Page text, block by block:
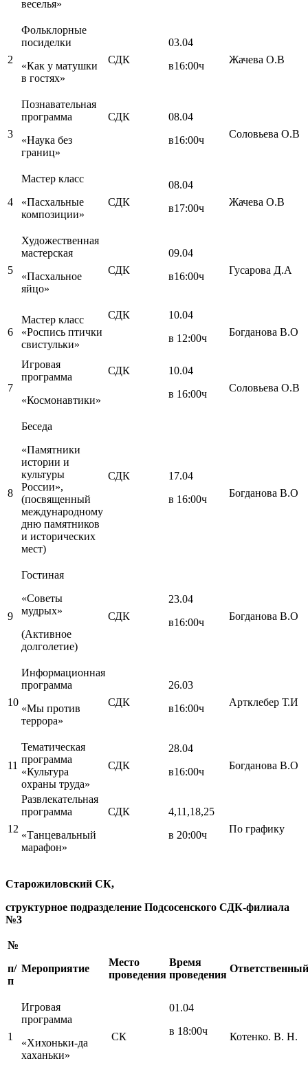
веселья»
2
Фольклорные
посиделки
«Как у матушки
в гостях»
СДК
03.04
в16:00ч
Жачева О.В
3
Познавательная
программа
«Наука без
границ»
СДК
08.04
в16:00ч
Соловьева О.В
4
Мастер класс
«Пасхальные
композиции»
СДК
08.04
в17:00ч
Жачева О.В
5
Художественная
мастерская
«Пасхальное
яйцо»
СДК
09.04
в16:00ч
Гусарова Д.А
6
Мастер класс
«Роспись птички
свистульки»
СДК
10.04
в 12:00ч
Богданова В.О
7
Игровая
программа
«Космонавтики»
СДК
10.04
в 16:00ч
Соловьева О.В
8
Беседа
«Памятники
истории и
культуры
России»,
(посвященный
международному
дню памятников
и исторических
мест)
СДК
17.04
в 16:00ч
Богданова В.О
9
Гостиная
«Советы
мудрых»
(Активное
долголетие)
СДК
23.04
в16:00ч
Богданова В.О
10
Информационная
программа
«Мы против
террора»
СДК
26.03
в16:00ч
Артклебер Т.И
11
Тематическая
программа
«Культура
охраны труда»
СДК
28.04
в16:00ч
Богданова В.О
12
Развлекательная
программа
«Танцевальный
марафон»
СДК
4,11,18,25
в 20:00ч
По графику
Старожиловский СК,
структурное подразделение Подсосенского СДК-филиала
№3
№
п/
п
Мероприятие
Место
проведения
Время
проведения
Ответственный
1
Игровая
программа
«Хихоньки-да
хаханьки»
СК
01.04
в 18:00ч
Котенко. В. Н.